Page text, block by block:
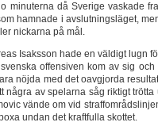
minuterna då Sverige vaskade
hamnade i avslutningsläget,
nickarna på mål.
Isaksson hade en väldigt lugn
offensiven kom av sig
nöjda med det oavgjorda
några av spelarna såg riktigt
vände om vid
undan det kraftfulla skottet.